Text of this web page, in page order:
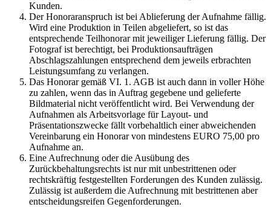
Kunden.
Der Honoraranspruch ist bei Ablieferung der Aufnahme fällig.
Wird eine Produktion in Teilen abgeliefert, so ist das
entsprechende Teilhonorar mit jeweiliger Lieferung fällig. Der
Fotograf ist berechtigt, bei Produktionsaufträgen
Abschlagszahlungen entsprechend dem jeweils erbrachten
Leistungsumfang zu verlangen.
Das Honorar gemäß VI. 1. AGB ist auch dann in voller Höhe
zu zahlen, wenn das in Auftrag gegebene und gelieferte
Bildmaterial nicht veröffentlicht wird. Bei Verwendung der
Aufnahmen als Arbeitsvorlage für Layout- und
Präsentationszwecke fällt vorbehaltlich einer abweichenden
Vereinbarung ein Honorar von mindestens EURO 75,00 pro
Aufnahme an.
Eine Aufrechnung oder die Ausübung des
Zurückbehaltungsrechts ist nur mit unbestrittenen oder
rechtskräftig festgestellten Forderungen des Kunden zulässig.
Zulässig ist außerdem die Aufrechnung mit bestrittenen aber
entscheidungsreifen Gegenforderungen.